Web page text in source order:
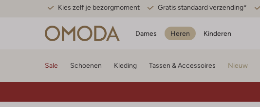
Kies zelf je bezorgmoment Gratis standaard verzending*
Dames Heren Kinderen
Sale Schoenen Kleding Tassen & Accessoires Nieuw